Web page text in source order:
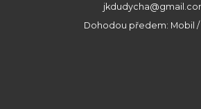
Dohodou předem: Mobil /